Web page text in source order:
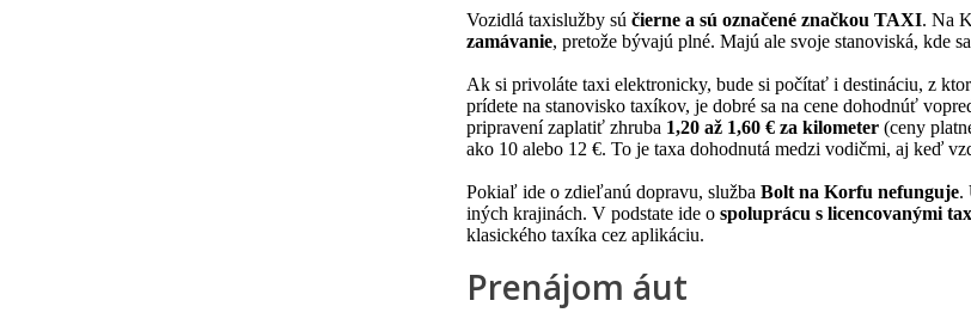
Vozidlá taxislužby sú čierne a sú označené značkou TAXI. Na
zamávanie, pretože bývajú plné. Majú ale svoje stanoviská, kde
Ak si privoláte taxi elektronicky, bude si počítať i destináciu, z
prídete na stanovisko taxíkov, je dobré sa na cene dohodnúť
pripravení zaplatiť zhruba 1,20 až 1,60 € za kilometer (ceny
ako 10 alebo 12 €. To je taxa dohodnutá medzi vodičmi, aj keď
Pokiaľ ide o zdieľanú dopravu, služba Bolt na Korfu nefunguje.
iných krajinách. V podstate ide o spoluprácu s licencovanými
klasického taxíka cez aplikáciu.
Prenájom áut